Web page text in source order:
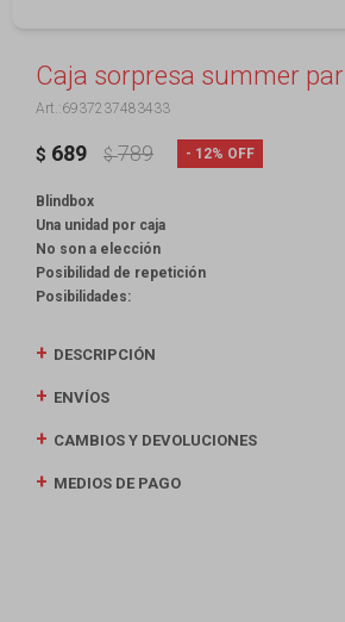
Caja sorpresa summer
6937237483433
$ 689 $ 789 12
Blindbox
Una unidad por caja
No son a elección
Posibilidad de repetición
Posibilidades:
DESCRIPCIÓN
ENVÍOS
CAMBIOS Y DEVOLUCIONES
MEDIOS DE PAGO